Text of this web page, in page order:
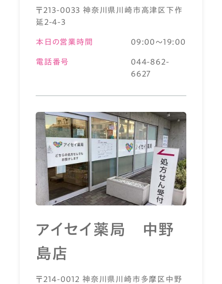
〒213-0033 神奈川県川崎市高津区下作
延2-4-3
本日の営業時間 09:00～19:00
電話番号
044-862-
6627
アイセイ薬局 中野
島店
〒214-0012 神奈川県川崎市多摩区中野